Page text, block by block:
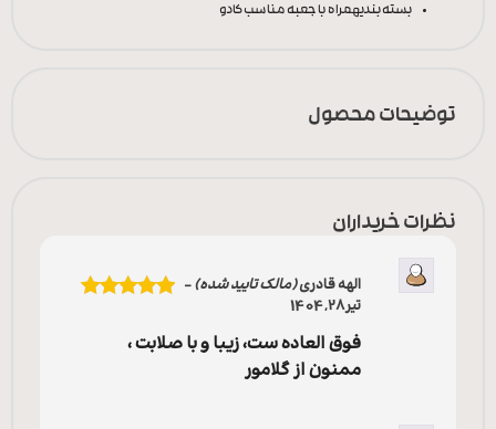
بسته بندیهمراه با جعبه مناسب کادو
توضیحات محصول
نظرات خریداران
الهه قادری(مالک تایید شده)–
تیر 28, 1404
فوق العاده ست، زیبا و با صلابت ،
ممنون از گلامور